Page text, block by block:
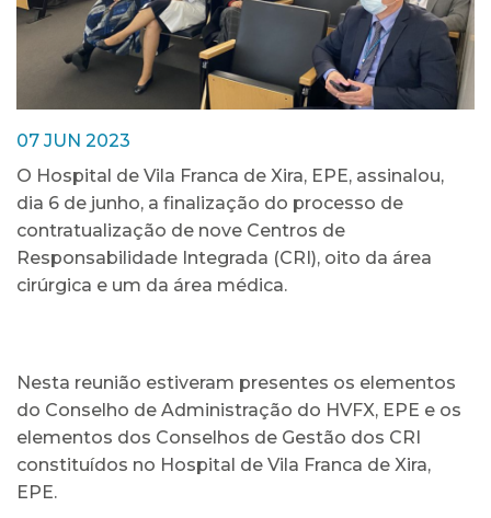
07 JUN 2023
O Hospital de Vila Franca de Xira, EPE, assinalou,
dia 6 de junho, a finalização do processo de
contratualização de nove Centros de
Responsabilidade Integrada (CRI), oito da área
cirúrgica e um da área médica.
Nesta reunião estiveram presentes os elementos
do Conselho de Administração do HVFX, EPE e os
elementos dos Conselhos de Gestão dos CRI
constituídos no Hospital de Vila Franca de Xira,
EPE.